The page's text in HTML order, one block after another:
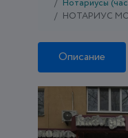
Нотариусы
НОТАРИУС
Описание